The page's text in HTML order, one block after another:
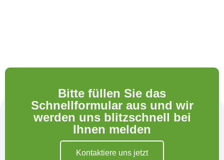
Bitte füllen Sie das
Schnellformular aus und wir
werden uns blitzschnell bei
Ihnen melden
Kontaktiere uns jetzt